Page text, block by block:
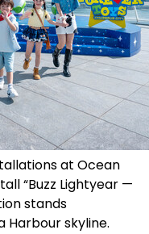
at Ocean
“Buzz Lightyear —
stands
skyline.